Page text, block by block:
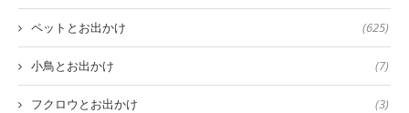
ペットとお出かけ (625)
小鳥とお出かけ (7)
フクロウとお出かけ (3)